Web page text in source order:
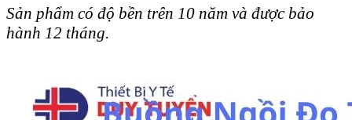
Sản phẩm có độ bền trên 10 năm và được bảo
hành 12 tháng.